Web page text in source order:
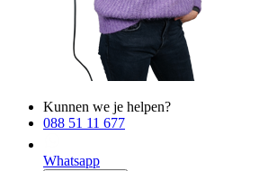
Kunnen we je helpen?
088 51 11 677
Whatsapp